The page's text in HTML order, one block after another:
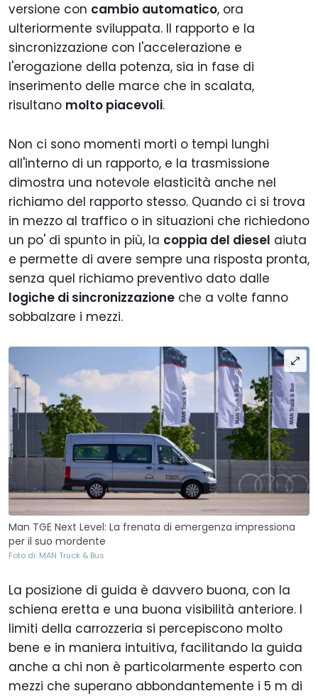
versione con cambio automatico, ora
ulteriormente sviluppata. Il rapporto e la
sincronizzazione con l'accelerazione e
l'erogazione della potenza, sia in fase di
inserimento delle marce che in scalata,
risultano molto piacevoli.
Non ci sono momenti morti o tempi lunghi
all'interno di un rapporto, e la trasmissione
dimostra una notevole elasticità anche nel
richiamo del rapporto stesso. Quando ci si trova
in mezzo al traffico o in situazioni che richiedono
un po' di spunto in più, la coppia del diesel aiuta
e permette di avere sempre una risposta pronta,
senza quel richiamo preventivo dato dalle
logiche di sincronizzazione che a volte fanno
sobbalzare i mezzi.
Man TGE Next Level: La frenata di emergenza impressiona
per il suo mordente
Foto di: MAN Truck & Bus
La posizione di guida è davvero buona, con la
schiena eretta e una buona visibilità anteriore. I
limiti della carrozzeria si percepiscono molto
bene e in maniera intuitiva, facilitando la guida
anche a chi non è particolarmente esperto con
mezzi che superano abbondantemente i 5 m di